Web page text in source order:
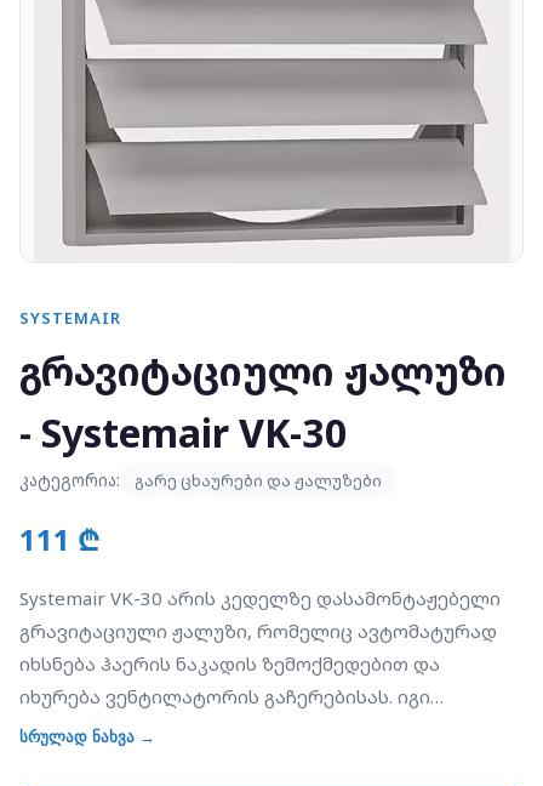
SYSTEMAIR
გრავიტაციული ჟალუზი
- Systemair VK-30
კატეგორია: გარე ცხაურები და ჟალუზები
111 ₾
Systemair VK-30 არის კედელზე დასამონტაჟებელი
გრავიტაციული ჟალუზი, რომელიც ავტომატურად
იხსნება ჰაერის ნაკადის ზემოქმედებით და
იხურება ვენტილატორის გაჩერებისას. იგი
განკუთვნილია 300 მმ ნომინალური ზომის მქონე
სრულად ნახვა →